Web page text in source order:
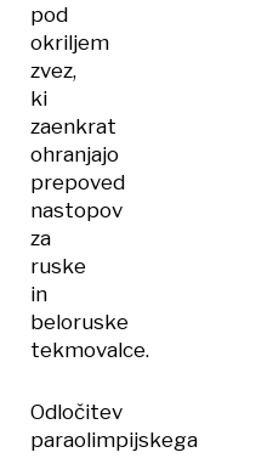
pod
okriljem
zvez,
ki
zaenkrat
ohranjajo
prepoved
nastopov
za
ruske
in
beloruske
tekmovalce.
Odločitev
paraolimpijskega